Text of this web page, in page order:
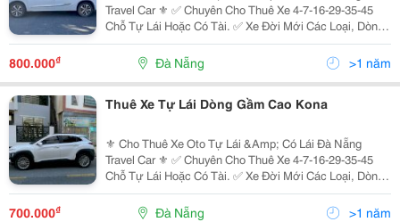
Travel Car ⚜️ ✅ Chuyên Cho Thuê Xe 4-7-16-29-35-45
Chỗ Tự Lái Hoặc Có Tài. ✅ Xe Đời Mới Các Loại, Dòng
Xe Chất Lượng Cao: ̂̃ : I10, Nissan Almera, Mazda 2 3 6,
Accent, Mazda Cx5, Kona, Sonet,...
800.000₫ Đà Nẵng >1 năm
Thuê Xe Tự Lái Dòng Gầm Cao Kona
⚜️ Cho Thuê Xe Oto Tự Lái &Amp; Có Lái Đà Nẵng
Travel Car ⚜️ ✅ Chuyên Cho Thuê Xe 4-7-16-29-35-45
Chỗ Tự Lái Hoặc Có Tài. ✅ Xe Đời Mới Các Loại, Dòng
Xe Chất Lượng Cao: ̂̃ : I10, Nissan Almera, Mazda 2 3 6,
Accent, Mazda Cx5, Kona, Sonet,...
700.000₫ Đà Nẵng >1 năm